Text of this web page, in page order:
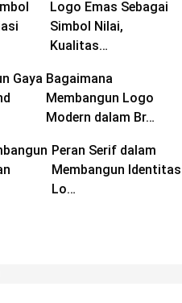
Logo Emas Sebagai
Simbol Nilai,
Kualitas…
Bagaimana
Membangun Logo
Modern dalam Br…
Peran Serif dalam
Membangun Identitas
Lo…